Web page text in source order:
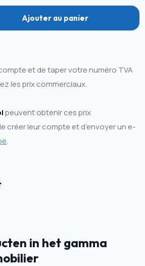
Ajouter au panier
et de taper votre numéro TVA
les prix commerciaux.
peuvent obtenir ces prix
créer leur compte et d’envoyer un e-
.
in het gamma